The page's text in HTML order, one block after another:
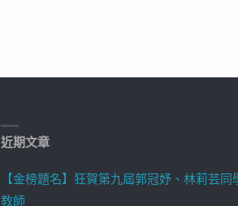
近期文章
【金榜題名】狂賀第九屆郭冠妤、林莉芸同
教師